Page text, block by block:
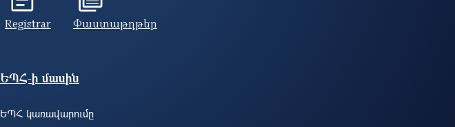
Registrar Փաստաթղթեր
ԵՊՀ-ի մասին
ԵՊՀ կառավարումը